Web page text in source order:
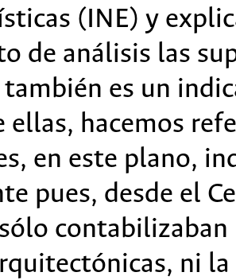
(INE) y
de análisis las
es un
ellas, hacemos
en este plano,
pues, desde el
ni